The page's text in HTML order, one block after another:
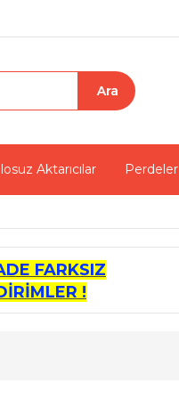
Aktarıcılar Perdeler
FARKSIZ
!